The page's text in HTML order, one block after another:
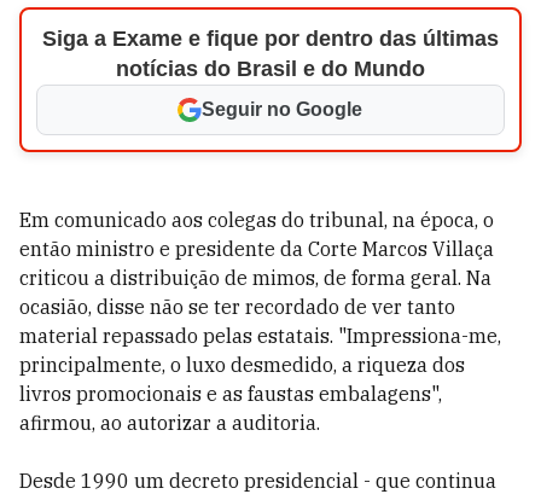
Siga a Exame e fique por dentro das últimas
notícias do Brasil e do Mundo
Seguir no Google
Em comunicado aos colegas do tribunal, na época, o
então ministro e presidente da Corte Marcos Villaça
criticou a distribuição de mimos, de forma geral. Na
ocasião, disse não se ter recordado de ver tanto
material repassado pelas estatais. "Impressiona-me,
principalmente, o luxo desmedido, a riqueza dos
livros promocionais e as faustas embalagens",
afirmou, ao autorizar a auditoria.
Desde 1990 um decreto presidencial - que continua